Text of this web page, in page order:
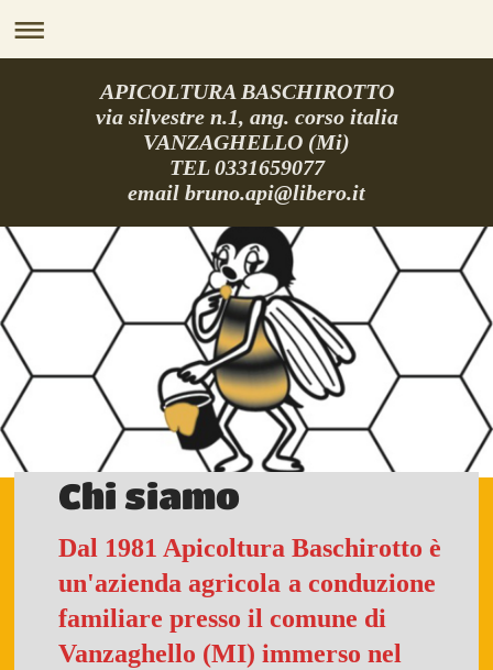
APICOLTURA BASCHIROTTO
via silvestre n.1, ang. corso italia
VANZAGHELLO (Mi)
TEL 0331659077
email bruno.api@libero.it
Chi siamo
Dal 1981 Apicoltura Baschirotto è
un'azienda agricola a conduzione
familiare presso il comune di
Vanzaghello (MI) immerso nel